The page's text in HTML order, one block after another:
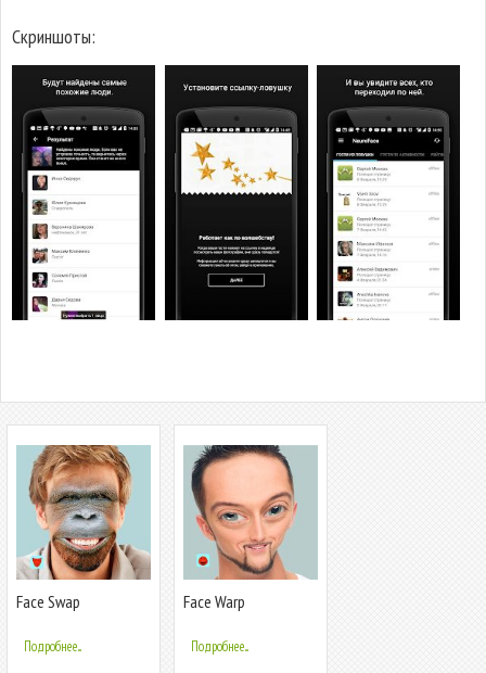
Скриншоты:
Face Swap
Подробнее...
Face Warp
Подробнее...